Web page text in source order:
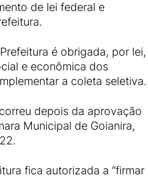
de lei federal e
é obrigada, por lei,
e econômica dos
a coleta seletiva.
depois da aprovação
Municipal de Goianira,
fica autorizada a “firmar